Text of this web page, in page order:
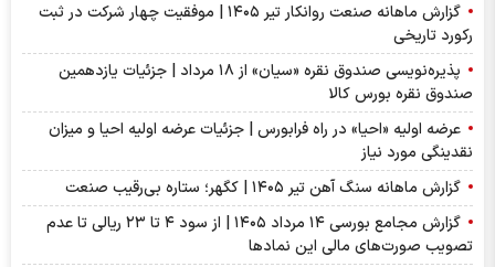
گزارش ماهانه صنعت روانکار تیر ۱۴۰۵ | موفقیت چهار شرکت در ثبت
رکورد تاریخی
پذیره‌نویسی صندوق نقره «سیان» از ۱۸ مرداد | جزئیات یازدهمین
صندوق نقره بورس کالا
عرضه اولیه «احیا» در راه فرابورس | جزئیات عرضه اولیه احیا و میزان
نقدینگی مورد نیاز
گزارش ماهانه سنگ آهن تیر ۱۴۰۵ | کگهر؛ ستاره بی‌رقیب صنعت
گزارش مجامع بورسی ۱۴ مرداد ۱۴۰۵ | از سود ۴ تا ۲۳ ریالی تا عدم
تصویب صورت‌های مالی این نماد‌ها